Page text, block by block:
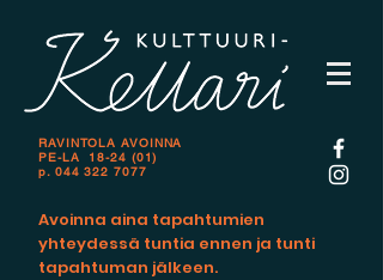
RAVINTOLA AVOINNA
PE-LA 18-24 (01)
p. 044 322 7077
Avoinna aina tapahtumien
yhteydessä tuntia ennen ja tunti
tapahtuman jälkeen.